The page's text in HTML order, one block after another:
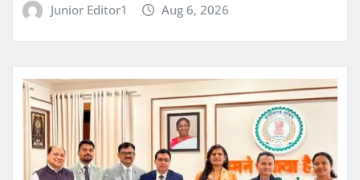
Junior Editor1 Aug 6, 2026